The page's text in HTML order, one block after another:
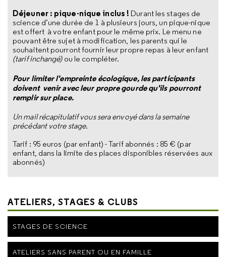
Déjeuner : pique-nique inclus ! Durant les stages de
science d’une durée de 1 à plusieurs jours, un pique-nique
est offert à votre enfant pour le même prix. Le menu ne
pouvant être sujet à modification, les parents qui le
souhaitent pourront fournir leur propre repas à leur enfant
(tarif inchangé) ou le compléter.
Pour limiter l'empreinte écologique, les participants
doivent venir avec leur propre gourde qu'ils pourront
remplir sur place.
Un mail récapitulatif vous sera envoyé dans la semaine
précédant votre stage.
Tarif : 95 euros (par enfant) - Tarif abonnés : 85 € (par
enfant, dans la limite des places disponibles réservées aux
abonnés)
ATELIERS, STAGES & CLUBS
STAGES DE SCIENCE
ATELIERS SANS PARENT OU EN FAMILLE